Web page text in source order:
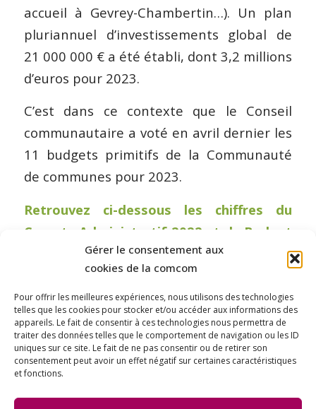
Gérer le consentement aux
cookies de la comcom
Pour offrir les meilleures expériences, nous utilisons des technologies
telles que les cookies pour stocker et/ou accéder aux informations des
appareils. Le fait de consentir à ces technologies nous permettra de
traiter des données telles que le comportement de navigation ou les ID
uniques sur ce site. Le fait de ne pas consentir ou de retirer son
consentement peut avoir un effet négatif sur certaines caractéristiques
et fonctions.
accueil à Gevrey-Chambertin…). Un plan
pluriannuel d’investissements global de
21 000 000 € a été établi, dont 3,2 millions
d’euros pour 2023.
C’est dans ce contexte que le Conseil
communautaire a voté en avril dernier les
11 budgets primitifs de la Communauté
de communes pour 2023.
Retrouvez ci-dessous les chiffres du
Compte Administratif 2022 et du Budget